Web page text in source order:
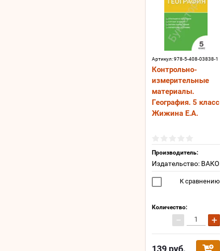
Артикул:978-5-408-03838-1
Контрольно-
измерительные
материалы.
География. 5 класс
Жижина Е.А.
Производитель:
Издательство: ВАКО
К сравнению
Количество:
− +
139 руб.